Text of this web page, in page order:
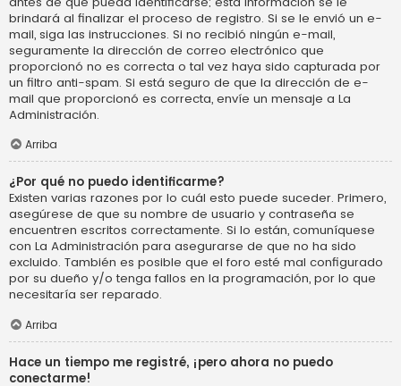
brindará al finalizar el proceso de registro. Si se le envió un e-
mail, siga las instrucciones. Si no recibió ningún e-mail,
seguramente la dirección de correo electrónico que
proporcionó no es correcta o tal vez haya sido capturada por
un filtro anti-spam. Si está seguro de que la dirección de e-
mail que proporcionó es correcta, envíe un mensaje a La
Administración.
Arriba
¿Por qué no puedo identificarme?
Existen varias razones por lo cuál esto puede suceder. Primero,
asegúrese de que su nombre de usuario y contraseña se
encuentren escritos correctamente. Si lo están, comuníquese
con La Administración para asegurarse de que no ha sido
excluido. También es posible que el foro esté mal configurado
por su dueño y/o tenga fallos en la programación, por lo que
necesitaría ser reparado.
Arriba
Hace un tiempo me registré, ¡pero ahora no puedo
conectarme!